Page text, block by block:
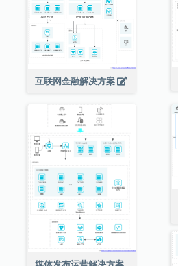
互联网金融解决方案